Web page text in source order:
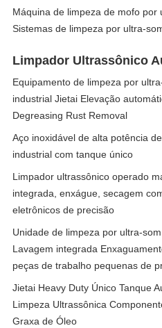
Máquina de limpeza de mofo
Sistemas de limpeza por ultra-
Limpador Ultrassônico
Equipamento de limpeza por
industrial Jietai Elevação
Degreasing Rust Removal
Aço inoxidável de alta potência
industrial com tanque único
Limpador ultrassônico operado
integrada, enxágue, secagem
eletrônicos de precisão
Unidade de limpeza por ultra-
Lavagem integrada
peças de trabalho pequenas de
Jietai Heavy Duty Único Tanque
Limpeza Ultrassônica
Graxa de Óleo